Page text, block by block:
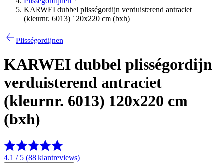
KARWEI dubbel plisségordijn verduisterend antraciet
(kleurnr. 6013) 120x220 cm (bxh)
Plisségordijnen
KARWEI dubbel plisségordijn
verduisterend antraciet
(kleurnr. 6013) 120x220 cm
(bxh)
4.1 / 5 (88 klantreviews)